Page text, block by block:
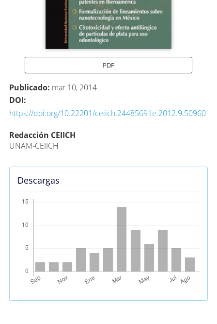
PDF
Publicado: mar 10, 2014
DOI:
https://doi.org/10.22201/ceiich.24485691e.2012.9.50960
Contenido
principal
del
artículo
Redacción CEIICH
UNAM-CEIICH
Descargas